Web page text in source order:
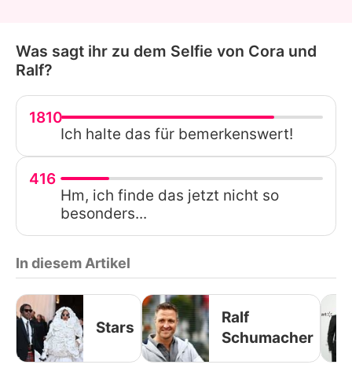
Was sagt ihr zu dem Selfie von Cora und
Ralf?
1810
Ich halte das für bemerkenswert!
416
Hm, ich finde das jetzt nicht so
besonders...
In diesem Artikel
Stars
Ralf
Schumacher